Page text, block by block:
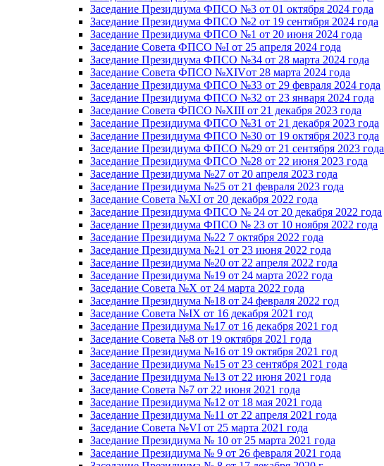
Заседание Президиума ФПСО №3 от 01 октября 2024 года
Заседание Президиума ФПСО №2 от 19 сентября 2024 года
Заседание Президиума ФПСО №1 от 20 июня 2024 года
Заседание Совета ФПСО №I от 25 апреля 2024 года
Заседание Президиума ФПСО №34 от 28 марта 2024 года
Заседание Совета ФПСО №XIVот 28 марта 2024 года
Заседание Президиума ФПСО №33 от 29 февраля 2024 года
Заседание Президиума ФПСО №32 от 23 января 2024 года
Заседание Совета ФПСО №XIII от 21 декабря 2023 года
Заседание Президиума ФПСО №31 от 21 декабря 2023 года
Заседание Президиума ФПСО №30 от 19 октября 2023 года
Заседание Президиума ФПСО №29 от 21 сентября 2023 года
Заседание Президиума ФПСО №28 от 22 июня 2023 года
Заседание Президиума №27 от 20 апреля 2023 года
Заседание Президиума №25 от 21 февраля 2023 года
Заседание Совета №XI от 20 декабря 2022 года
Заседание Президиума ФПСО № 24 от 20 декабря 2022 года
Заседание Президиума ФПСО № 23 от 10 ноября 2022 года
Заседание Президиума №22 7 октября 2022 года
Заседание Президиума №21 от 23 июня 2022 года
Заседание Президиума №20 от 22 апреля 2022 года
Заседание Президиума №19 от 24 марта 2022 года
Заседание Совета №X от 24 марта 2022 года
Заседание Президиума №18 от 24 февраля 2022 год
Заседание Совета №IX от 16 декабря 2021 год
Заседание Президиума №17 от 16 декабря 2021 год
Заседание Совета №8 от 19 октября 2021 года
Заседание Президиума №16 от 19 октября 2021 год
Заседание Президиума №15 от 23 сентября 2021 года
Заседание Президиума №13 от 22 июня 2021 года
Заседание Совета №7 от 22 июня 2021 года
Заседание Президиума №12 от 18 мая 2021 года
Заседание Президиума №11 от 22 апреля 2021 года
Заседание Совета №VI от 25 марта 2021 года
Заседание Президиума № 10 от 25 марта 2021 года
Заседание Президиума № 9 от 26 февраля 2021 года